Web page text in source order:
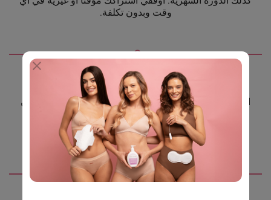
اختاري ما يتلاءم مع قوّة التّدفّق
اختاري عدد المنتجات وأحجامها والوتيرة التي ترغبين فيها ان
تصلك الطلبيّة.
وقت وبدون تكلفة.